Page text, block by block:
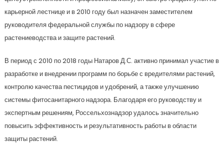
карьерной лестнице и в 2010 году был назначен заместителем
руководителя федеральной службы по надзору в сфере
растениеводства и защите растений.
В период с 2010 по 2018 годы Натаров Д.С. активно принимал участие в
разработке и внедрении программ по борьбе с вредителями растений,
контролю качества пестицидов и удобрений, а также улучшению
системы фитосанитарного надзора. Благодаря его руководству и
экспертным решениям, Россельхознадзор удалось значительно
повысить эффективность и результативность работы в области
защиты растений.